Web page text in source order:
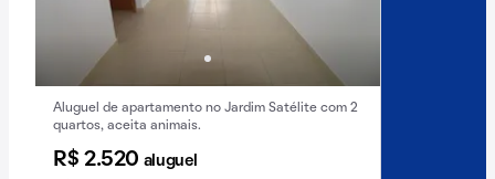
Aluguel de apartamento no Jardim Satélite com 2
quartos, aceita animais.
R$ 2.520 aluguel